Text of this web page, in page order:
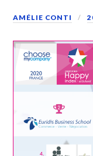
AMÉLIE CONTI